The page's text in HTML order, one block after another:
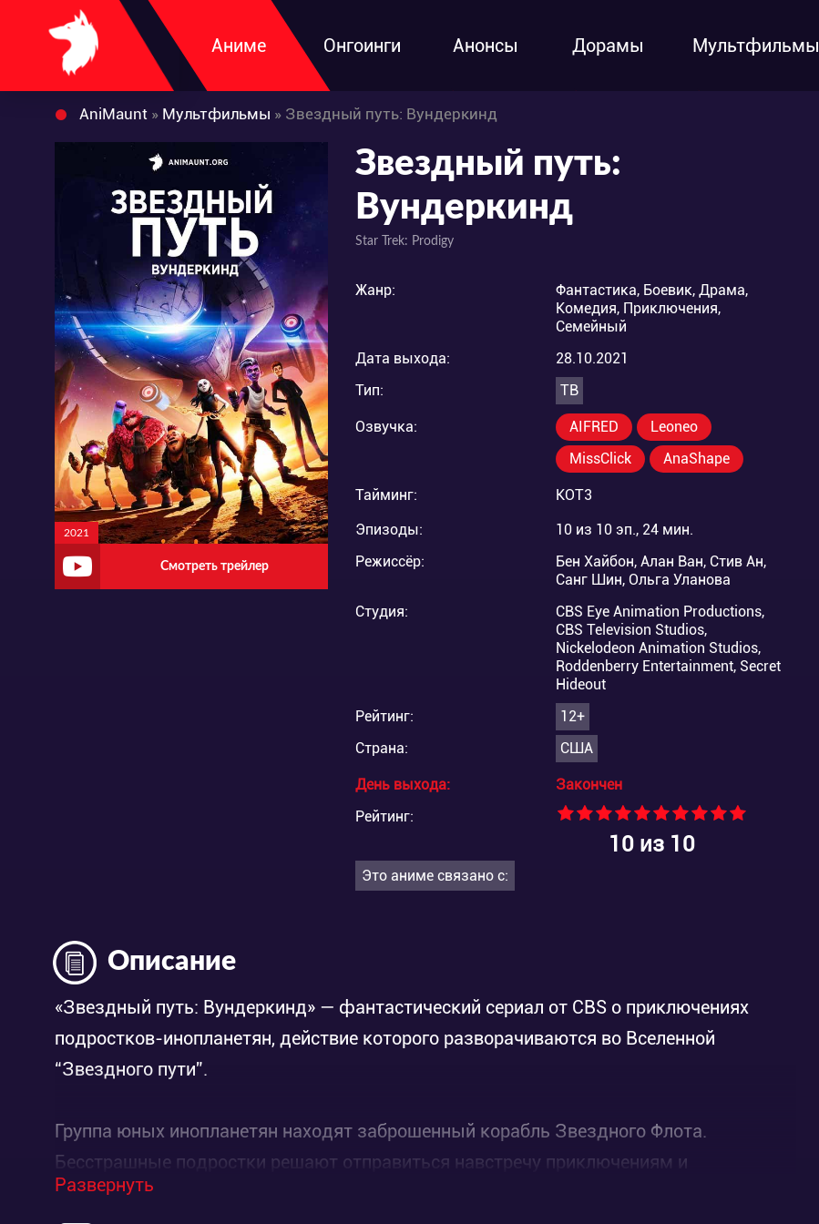
Аниме Онгоинги Анонсы Дорамы Мультфильмы
AniMaunt » Мультфильмы » Звездный путь: Вундеркинд
2021
Смотреть трейлер
Звездный путь:
Вундеркинд
Star Trek: Prodigy
Жанр:
Фантастика, Боевик, Драма,
Комедия, Приключения,
Семейный
Дата выхода:
28.10.2021
Тип:
ТВ
Озвучка: AIFRED
Leoneo
MissClick
AnaShape
Тайминг:
KOT3
Эпизоды:
10 из 10 эп., 24 мин.
Режиссёр:
Бен Хайбон, Алан Ван, Стив Ан,
Санг Шин, Ольга Уланова
Студия:
CBS Eye Animation Productions,
CBS Television Studios,
Nickelodeon Animation Studios,
Roddenberry Entertainment, Secret
Hideout
Рейтинг:
12+
Страна:
США
День выхода:
Закончен
Рейтинг:
10из 10
Это аниме связано с:
Описание
«Звездный путь: Вундеркинд» — фантастический сериал от CBS о приключениях
подростков-инопланетян, действие которого разворачиваются во Вселенной
“Звездного пути”.
Группа юных инопланетян находят заброшенный корабль Звездного Флота.
Бесстрашные подростки решают отправиться навстречу приключениям и
исследовать Галактику. В команду вошли Гвин, 17-летняя Вау Н’Акат, выросшая на
Развернуть